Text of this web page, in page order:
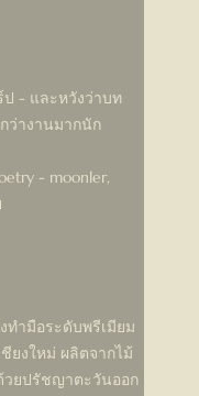
- และหวังว่าบท
ว่างานมากนัก
- moonler,
ทำมือระดับพรีเมียม
ยงใหม่ ผลิตจากไม้
วยปรัชญาตะวันออก